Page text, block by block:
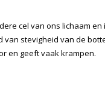
cel van ons lichaam
stevigheid van de
en geeft vaak krampen.